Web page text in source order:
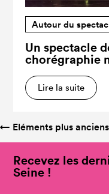
Autour du
Un spectacle
chorégraphie
Lire la suite
← Eléments plus anciens
Recevez les
Seine !